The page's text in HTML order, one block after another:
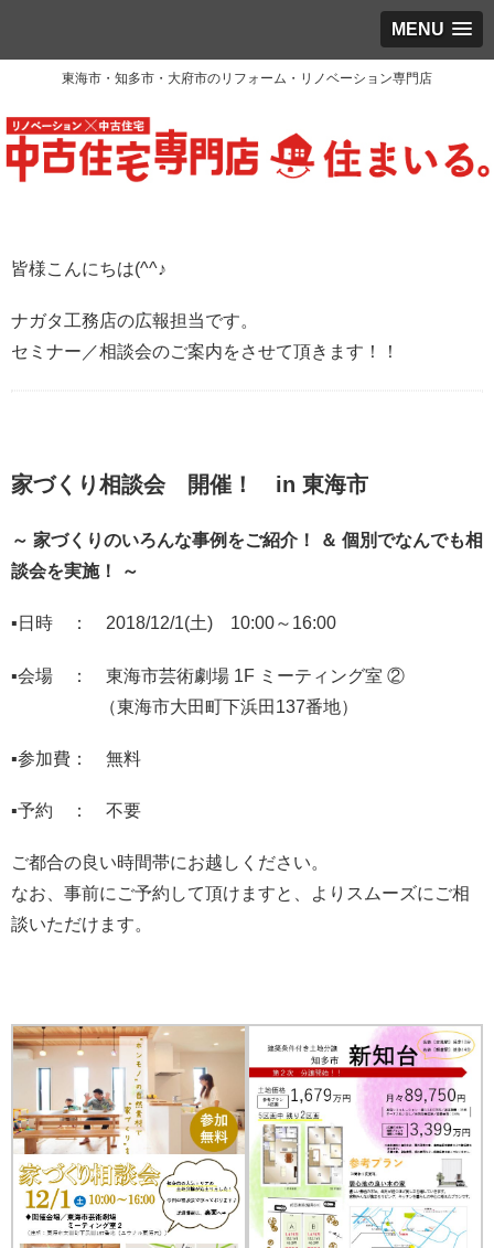
MENU
東海市・知多市・大府市のリフォーム・リノベーション専門店
皆様こんにちは(^^♪
ナガタ工務店の広報担当です。
セミナー／相談会のご案内をさせて頂きます！！
家づくり相談会 開催！ in 東海市
～ 家づくりのいろんな事例をご紹介！ ＆ 個別でなんでも相
談会を実施！ ～
▪日時 ： 2018/12/1(土) 10:00～16:00
▪会場 ： 東海市芸術劇場 1F ミーティング室 ②
（東海市大田町下浜田137番地）
▪参加費： 無料
▪予約 ： 不要
ご都合の良い時間帯にお越しください。
なお、事前にご予約して頂けますと、よりスムーズにご相
談いただけます。